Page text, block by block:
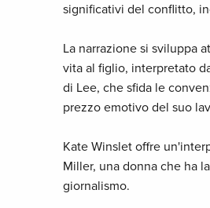
significativi del conflitto,
La narrazione si sviluppa
vita al figlio, interpretato
di Lee, che sfida le
prezzo emotivo del suo
Kate Winslet offre
Miller, una donna che ha
giornalismo.